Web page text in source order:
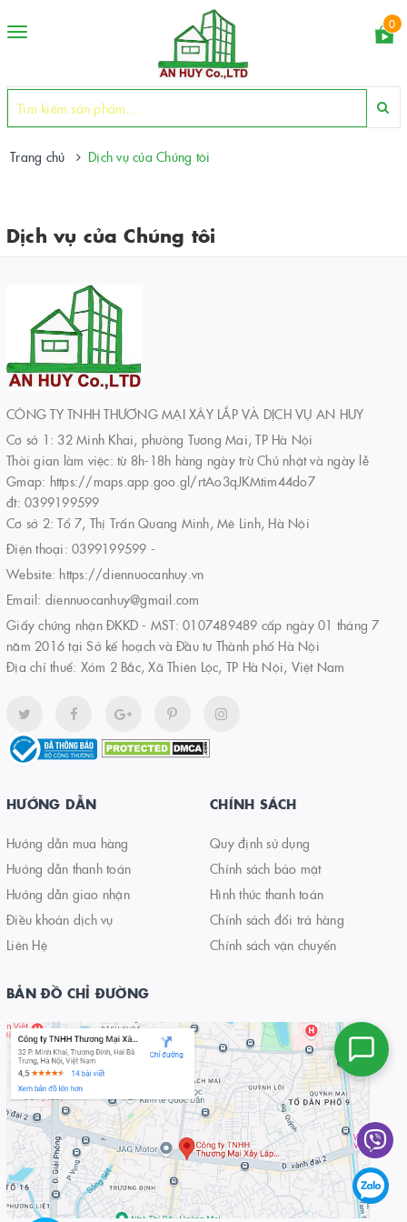
Toggle
0
Trang chủ Dịch vụ của Chúng tôi
Dịch vụ của Chúng tôi
CÔNG TY TNHH THƯƠNG MẠI XÂY LẮP VÀ DỊCH VỤ AN HUY
Cơ sở 1: 32 Minh Khai, phường Tương Mai, TP Hà Nội
Thời gian làm việc: từ 8h-18h hàng ngày trừ Chủ nhật và ngày lễ
Gmap: https://maps.app.goo.gl/rtAo3qJKMtim44do7
đt: 0399199599
Cơ sở 2: Tổ 7, Thị Trấn Quang Minh, Mê Linh, Hà Nội
Điện thoại: 0399199599 -
Website: https://diennuocanhuy.vn
Email: diennuocanhuy@gmail.com
Giấy chứng nhận ĐKKD - MST: 0107489489 cấp ngày 01 tháng 7
năm 2016 tại Sở kế hoạch và Đầu tư Thành phố Hà Nội
Địa chỉ thuế: Xóm 2 Bắc, Xã Thiên Lộc, TP Hà Nội, Việt Nam
HƯỚNG DẪN
Hướng dẫn mua hàng
Hướng dẫn thanh toán
Hướng dẫn giao nhận
Điều khoản dịch vụ
Liên Hệ
CHÍNH SÁCH
Quy định sử dụng
Chính sách bảo mật
Hình thức thanh toán
Chính sách đổi trả hàng
Chính sách vận chuyển
BẢN ĐỒ CHỈ ĐƯỜNG